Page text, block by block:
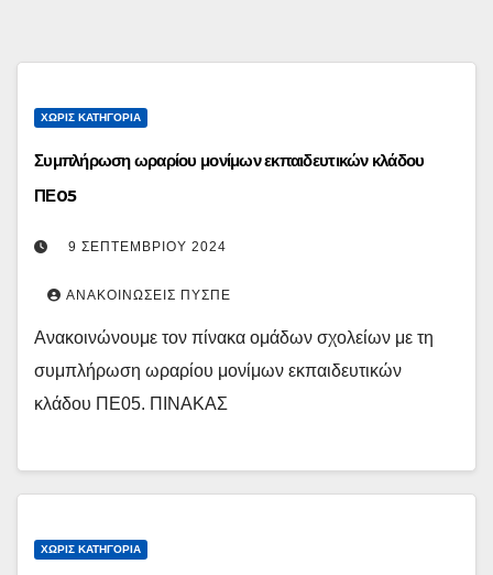
ΧΩΡΊΣ ΚΑΤΗΓΟΡΊΑ
Συμπλήρωση ωραρίου μονίμων εκπαιδευτικών κλάδου
ΠΕ05
9 ΣΕΠΤΕΜΒΡΊΟΥ 2024
ΑΝΑΚΟΙΝΏΣΕΙΣ ΠΥΣΠΕ
Ανακοινώνουμε τον πίνακα ομάδων σχολείων με τη
συμπλήρωση ωραρίου μονίμων εκπαιδευτικών
κλάδου ΠΕ05. ΠΙΝΑΚΑΣ
ΧΩΡΊΣ ΚΑΤΗΓΟΡΊΑ